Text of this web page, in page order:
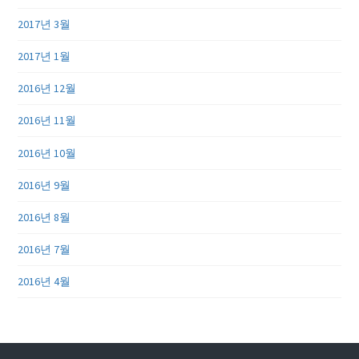
2017년 3월
2017년 1월
2016년 12월
2016년 11월
2016년 10월
2016년 9월
2016년 8월
2016년 7월
2016년 4월